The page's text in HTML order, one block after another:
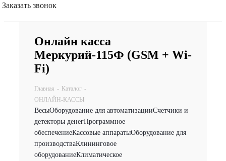
Заказать звонок
Онлайн касса
Меркурий-115Ф (GSM + Wi-
Fi)
Главная - Каталог -
ОНЛАЙН-КАССЫ
ВесыОборудование для автоматизацииСчетчики и
детекторы денегПрограммное
обеспечениеКассовые аппаратыОборудование для
производстваКлининговое
оборудованиеКлиматическое